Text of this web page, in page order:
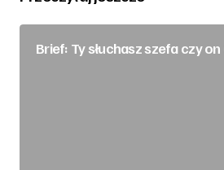
Brief: Ty słuchasz szefa czy on